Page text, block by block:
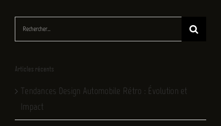
Rechercher:
Articles récents
Tendances Design Automobile Rétro : Évolution et
Impact